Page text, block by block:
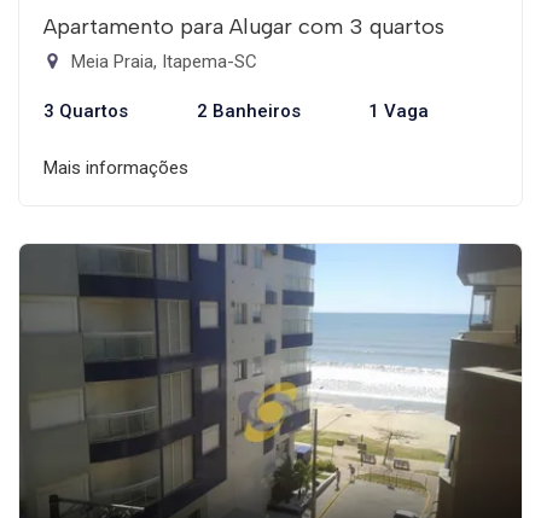
Apartamento para Alugar com 3 quartos
Meia Praia, Itapema-SC
3 Quartos 2 Banheiros 1 Vaga
Mais informações